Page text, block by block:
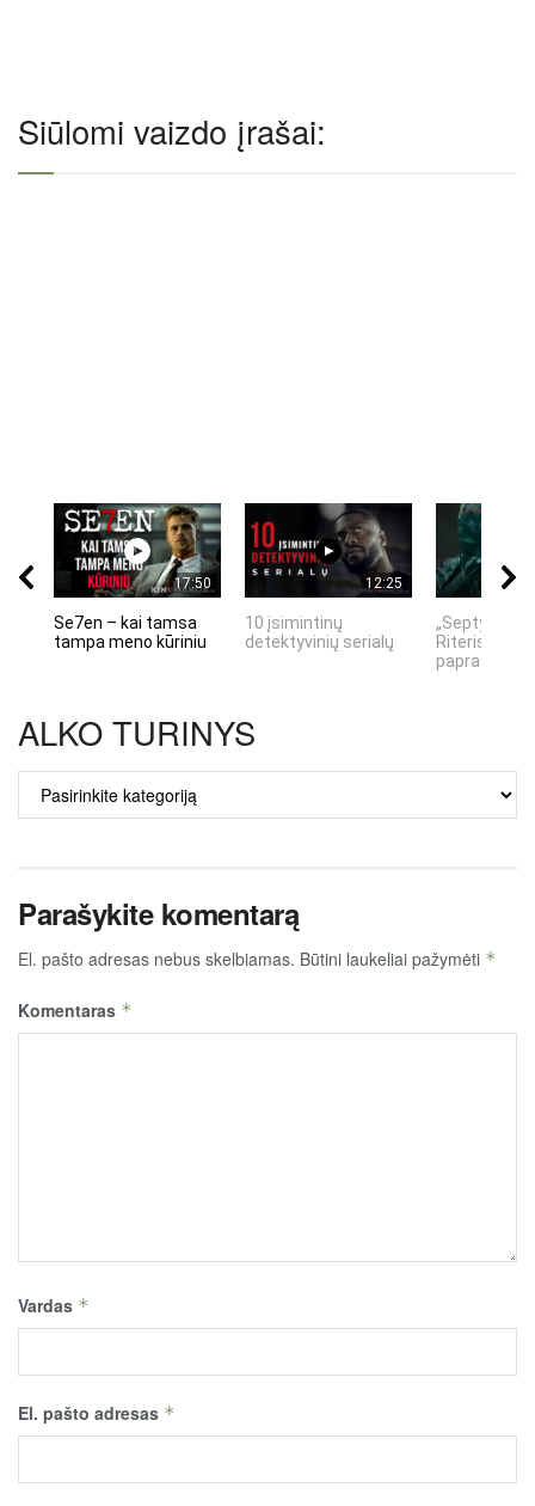
Siūlomi vaizdo įrašai:
17:50
Se7en – kai tamsa
tampa meno kūriniu
12:25
10 įsimintinų
detektyvinių serialų
„Septynių
Riteris" – kai
ALKO TURINYS
TURINYS
Parašykite komentarą
El. pašto adresas nebus skelbiamas. Būtini laukeliai pažymėti *
Komentaras *
Vardas *
El. pašto adresas *